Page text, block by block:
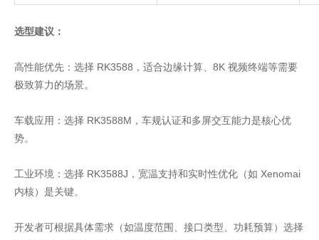
选型建议：
高性能优先：选择 RK3588，适合边缘计算、8K 视频终端等需要
极致算力的场景。
车载应用：选择 RK3588M，车规认证和多屏交互能力是核心优
势。
工业环境：选择 RK3588J，宽温支持和实时性优化（如 Xenomai
内核）是关键。
开发者可根据具体需求（如温度范围、接口类型、功耗预算）选择